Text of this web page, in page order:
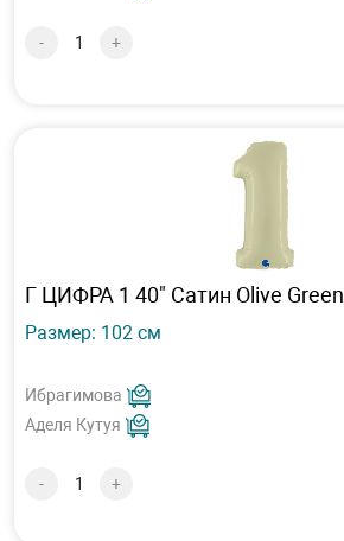
- +
Г ЦИФРА 1 40" Сатин Olive Green
Размер: 102 см
Ибрагимова
Аделя Кутуя
- +